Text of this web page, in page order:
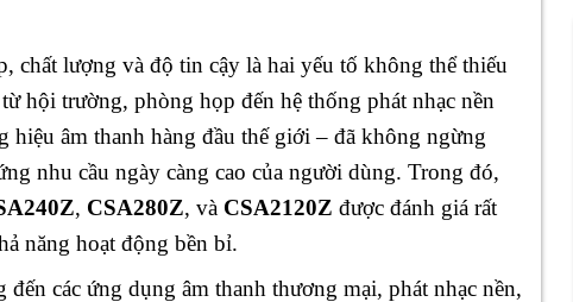
chất lượng và độ tin cậy là hai yếu tố không thể thiếu
hội trường, phòng họp đến hệ thống phát nhạc nền
hiệu âm thanh hàng đầu thế giới – đã không ngừng
nhu cầu ngày càng cao của người dùng. Trong đó,
, CSA280Z, và CSA2120Z được đánh giá rất
năng hoạt động bền bỉ.
các ứng dụng âm thanh thương mại, phát nhạc nền,